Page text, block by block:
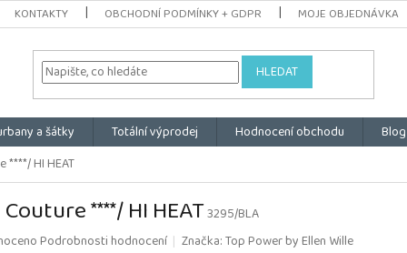
KONTAKTY OBCHODNÍ PODMÍNKY + GDPR MOJE OBJEDNÁVKA
HLEDAT
a šátky Totální výprodej Hodnocení obchodu Blog
****/ HI HEAT
****/ HI HEAT3295/BLA
Podrobnosti hodnocení Značka:Top Power by Ellen Wille